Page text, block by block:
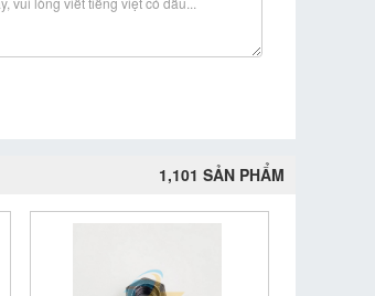
1,101 SẢN PHẨM